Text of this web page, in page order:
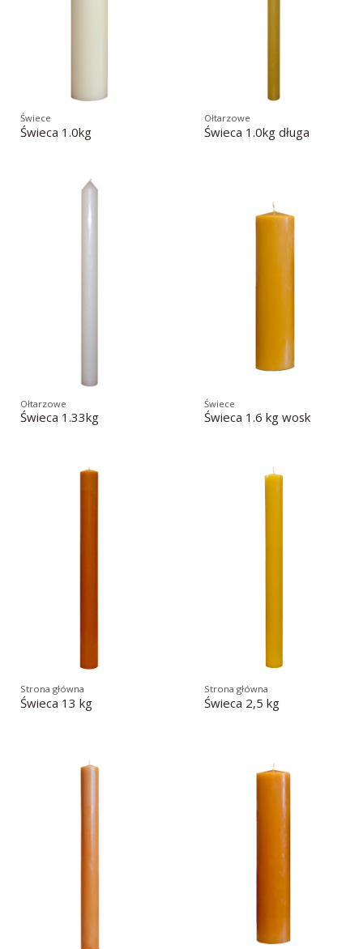
Świece
Świeca 1.0kg
Ołtarzowe
Świeca 1.0kg długa
Ołtarzowe
Świeca 1.33kg
Świece
Świeca 1.6 kg wosk
Strona główna
Świeca 13 kg
Strona główna
Świeca 2,5 kg